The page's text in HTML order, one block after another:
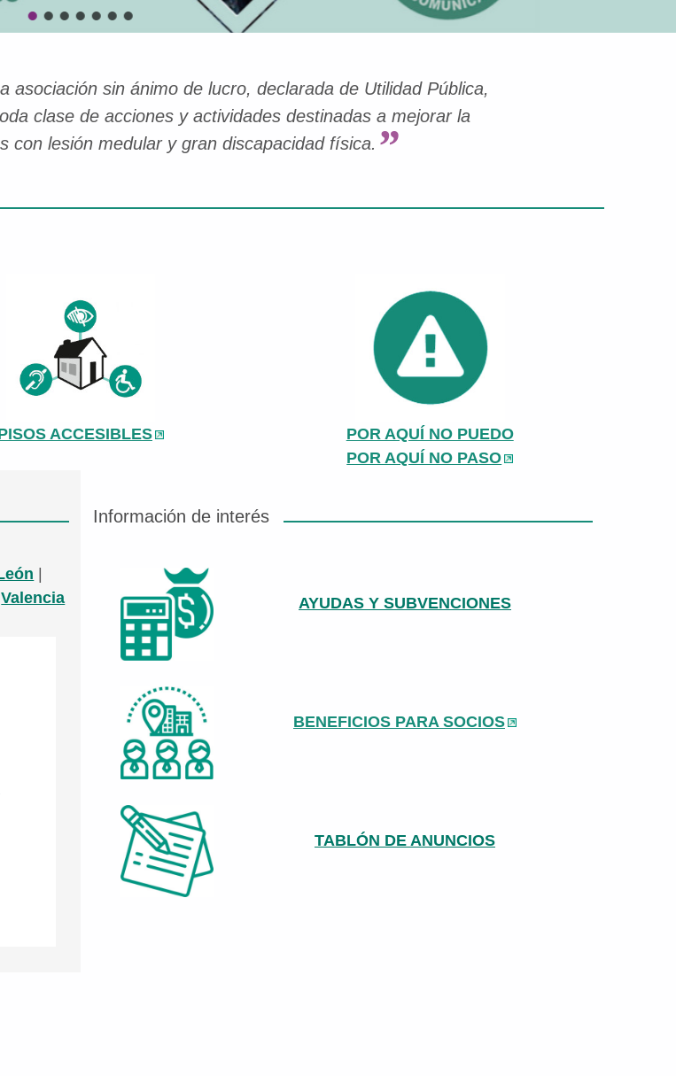
asociación sin ánimo de lucro, declarada de Utilidad Pública,
clase de acciones y actividades destinadas a mejorar la
con lesión medular y gran discapacidad física.
ACCESIBLES
POR AQUÍ NO PUEDO
POR AQUÍ NO PASO
Valencia
Información de interés
AYUDAS Y SUBVENCIONES
BENEFICIOS PARA SOCIOS
TABLÓN DE ANUNCIOS